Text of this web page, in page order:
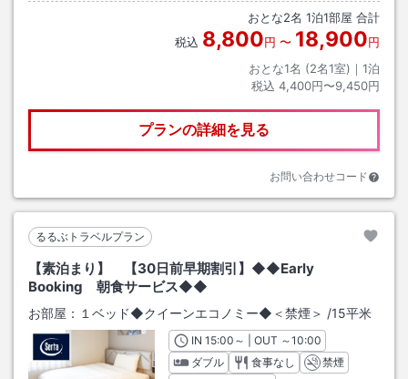
おとな2名 1泊1部屋 合計
税込 8,800円 〜 18,900円
おとな1名 (2名1室)｜ 1泊
税込 4,400円〜9,450円
プランの詳細を見る
お問い合わせコード
るるぶトラベルプラン
【素泊まり】 【30日前早期割引】◆◆Early
Booking 朝食サービス◆◆
お部屋： １ベッド◆クイーンエコノミー◆＜禁煙＞ /15平米
INチェックイン
15:00 ～ | OUT チェックアウト
～10:00
ダブル
食事なし
禁煙